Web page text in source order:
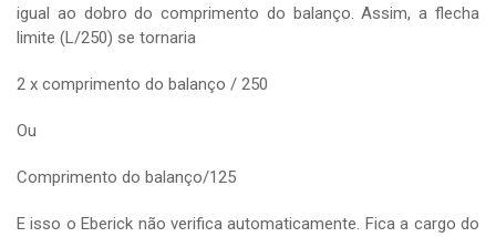
igual ao dobro do comprimento do balanço. Assim, a flecha
limite (L/250) se tornaria
2 x comprimento do balanço / 250
Ou
Comprimento do balanço/125
E isso o Eberick não verifica automaticamente. Fica a cargo do